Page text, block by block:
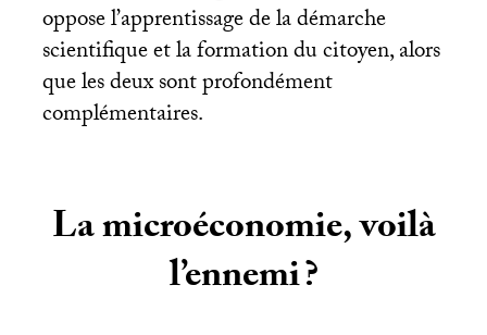
oppose l’apprentissage de la démarche
scientifique et la formation du citoyen, alors
que les deux sont profondément
complémentaires.
La microéconomie, voilà
l’ennemi?